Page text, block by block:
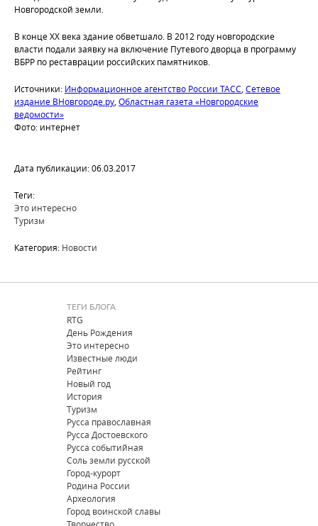
Новгородской земли.
В конце XX века здание обветшало. В 2012 году новгородские
власти подали заявку на включение Путевого дворца в программу
ВБРР по реставрации российских памятников.
Источники: Информационное агентство России ТАСС Сетевое
издание ВНовгороде.ру Областная газета «Новгородские
ведомости»
Фото: интернет
Дата публикации: 06.03.2017
Теги:
Это интересно
Туризм
Категория: Новости
ТЕГИ БЛОГА
RTG
День Рождения
Это интересно
Известные люди
Рейтинг
Новый год
История
Туризм
Русса православная
Русса Достоевского
Русса событийная
Соль земли русской
Город-курорт
Родина России
Археология
Город воинской славы